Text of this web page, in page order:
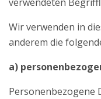
Wir verwenden in
anderem die
a)
Personenbezogene